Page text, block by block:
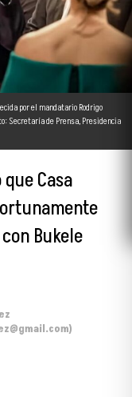
por el mandatario Rodrigo
Secretaría de Prensa, Presidencia
Casa
Bukele